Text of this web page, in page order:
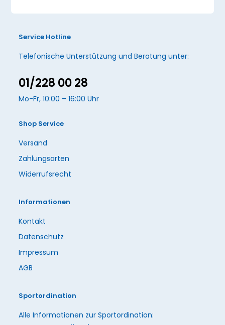
Service Hotline
Telefonische Unterstützung und Beratung unter:
01/228 00 28
Mo-Fr, 10:00 – 16:00 Uhr
Shop Service
Versand
Zahlungsarten
Widerrufsrecht
Informationen
Kontakt
Datenschutz
Impressum
AGB
Sportordination
Alle Informationen zur Sportordination: